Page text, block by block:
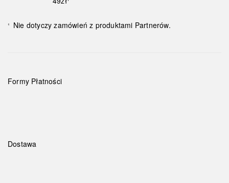
¹ Nie dotyczy zamówień z produktami Partnerów.
Formy Płatności
Dostawa